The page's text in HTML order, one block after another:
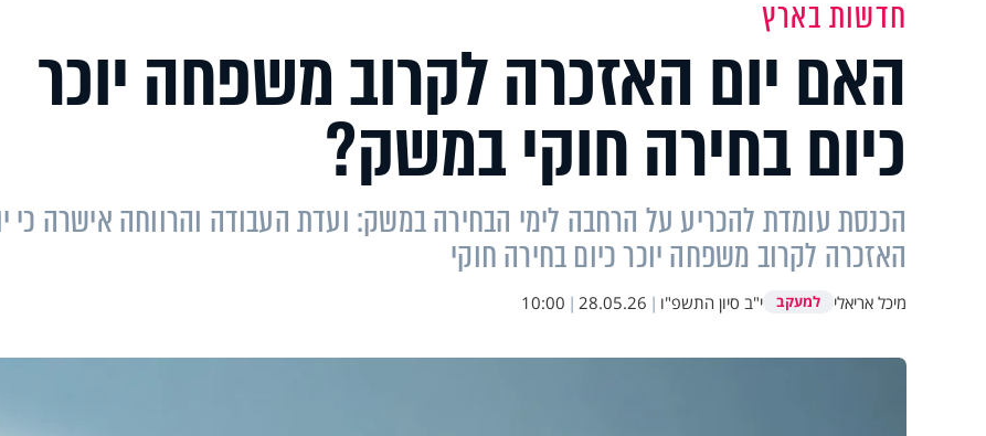
חדשות בארץ
האם יום האזכרה לקרוב משפחה יוכר
כיום בחירה חוקי במשק?
הכנסת עומדת להכריע על הרחבה לימי הבחירה במשק: ועדת העבודה והרווחה אישרה כי
האזכרה לקרוב משפחה יוכר כיום בחירה חוקי
​מיכל אריאלי למעקב י"ב סיון התשפ"ו |
28.05.26
|
10:00